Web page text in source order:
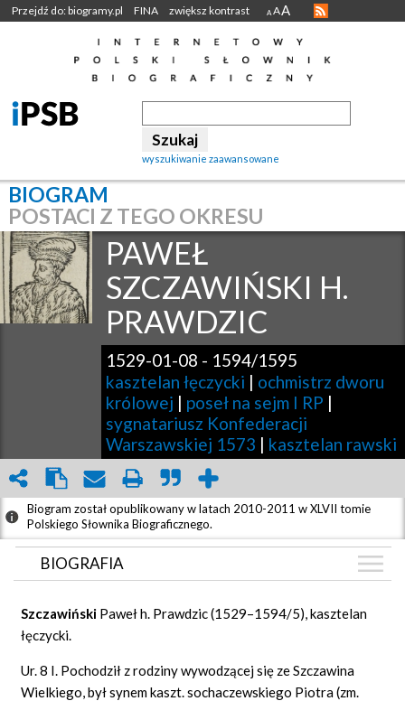
Przejdź do: biogramy.pl FINA zwiększ kontrast A AA
wyszukiwanie zaawansowane
BIOGRAM
POSTACI Z TEGO OKRESU
PAWEŁ
SZCZAWIŃSKI H.
PRAWDZIC
1529-01-08 - 1594/1595
kasztelan łęczycki | ochmistrz dworu
królowej | poseł na sejm I RP |
sygnatariusz Konfederacji
Warszawskiej 1573 | kasztelan rawski
Biogram został opublikowany w latach 2010-2011 w XLVII tomie
Polskiego Słownika Biograficznego.
BIOGRAFIA
GRAF POWIĄZAŃ
DYSKUSJA
Mapa
Szczawiński Paweł h. Prawdzic (1529–1594/5), kasztelan
łęczycki.
Ur. 8 I. Pochodził z rodziny wywodzącej się ze Szczawina
Wielkiego, był synem kaszt. sochaczewskiego Piotra (zm.